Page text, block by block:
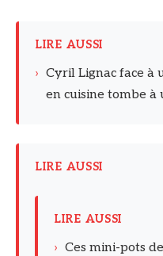
LIRE AUSSI
› Cyril Lignac face à
en cuisine tombe
LIRE AUSSI
LIRE AUSSI
› Ces mini-pots